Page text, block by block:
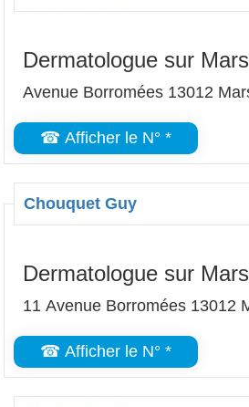
Dermatologue sur
Avenue Borromées 13012
☎ Afficher le N° *
Chouquet Guy
Dermatologue sur
11 Avenue Borromées 13012
☎ Afficher le N° *